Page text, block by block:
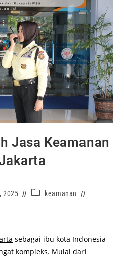
Jasa Keamanan
2025
keamanan
sebagai ibu kota Indonesia
kompleks. Mulai dari